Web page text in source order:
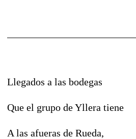
Llegados a las bodegas
Que el grupo de Yllera tiene
A las afueras de Rueda,